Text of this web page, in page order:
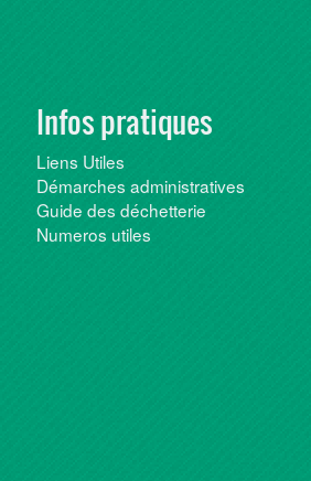
Infos pratiques
Liens Utiles
Démarches administratives
Guide des déchetterie
Numeros utiles